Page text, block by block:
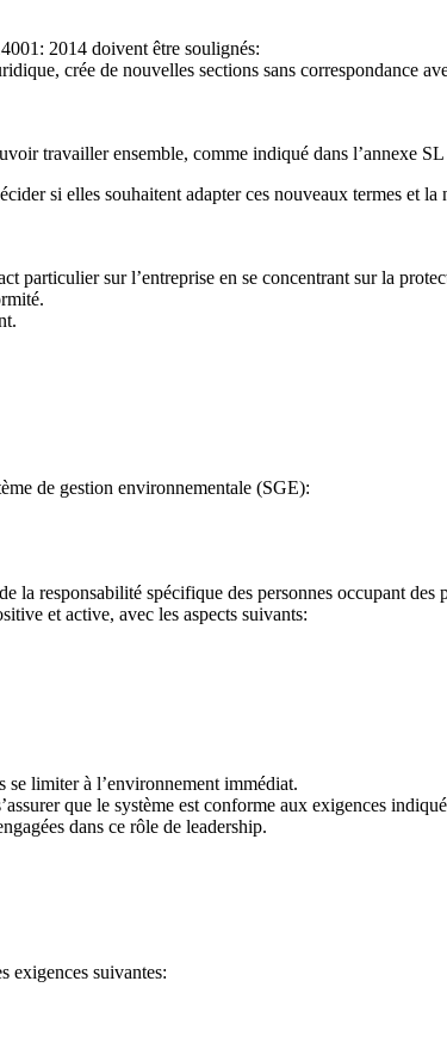
2014 doivent être soulignés:
crée de nouvelles sections sans correspondance
travailler ensemble, comme indiqué dans l’annexe
si elles souhaitent adapter ces nouveaux termes et
particulier sur l’entreprise en se concentrant sur la
de gestion environnementale (SGE):
responsabilité spécifique des personnes occupant des
et active, avec les aspects suivants:
se limiter à l’environnement immédiat.
que le système est conforme aux exigences
dans ce rôle de leadership.
exigences suivantes: